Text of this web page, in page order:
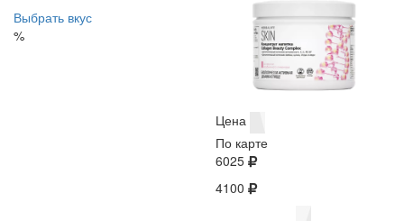
Выбрать вкус
%
Цена
По карте
6025
4100